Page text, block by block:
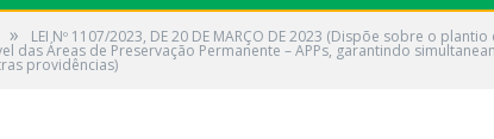
» LEI Nº 1107/2023, DE 20 DE MARÇO DE 2023 (Dispõe sobre o
das Áreas de Preservação Permanente – APPs, garantindo
providências)